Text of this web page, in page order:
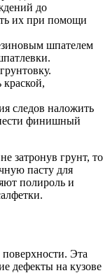
до
их при помощи
шпателем
следов наложить
финишный
затронув грунт, то
пасту для
полироль и
Эта
дефекты на кузове